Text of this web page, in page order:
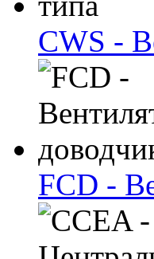
CWS -
FCD -